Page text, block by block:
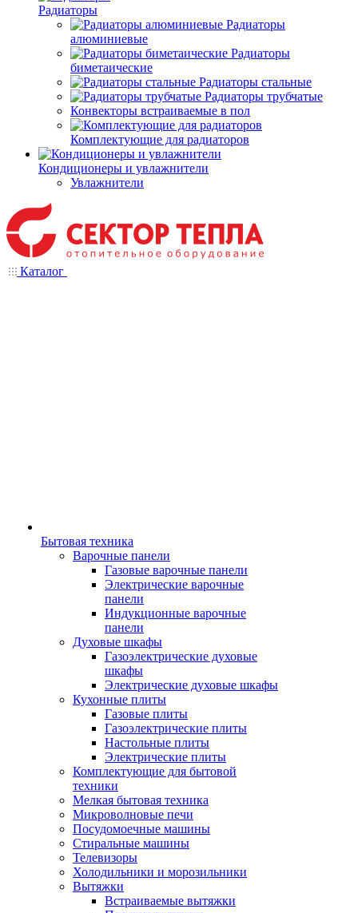
Радиаторы
Радиаторы
алюминиевые
Радиаторы
биметаические
Радиаторы стальные
Радиаторы трубчатые
Конвекторы встраиваемые в пол
Комплектующие для радиаторов
Кондиционеры и увлажнители
Увлажнители
Каталог
Бытовая техника
Варочные панели
Газовые варочные панели
Электрические варочные
панели
Индукционные варочные
панели
Духовые шкафы
Газоэлектрические духовые
шкафы
Электрические духовые шкафы
Кухонные плиты
Газовые плиты
Газоэлектрические плиты
Настольные плиты
Электрические плиты
Комплектующие для бытовой
техники
Мелкая бытовая техника
Микроволновые печи
Посудомоечные машины
Стиральные машины
Телевизоры
Холодильники и морозильники
Вытяжки
Встраиваемые вытяжки